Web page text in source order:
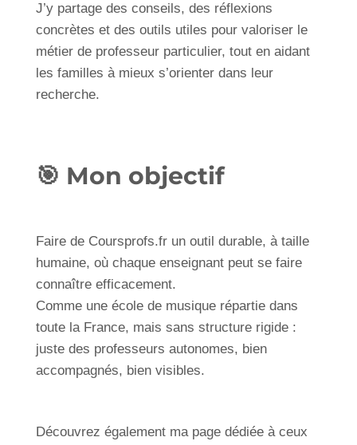
J’y partage des conseils, des réflexions
concrètes et des outils utiles pour valoriser le
métier de professeur particulier, tout en aidant
les familles à mieux s’orienter dans leur
recherche.
🎯 Mon objectif
Faire de Coursprofs.fr un outil durable, à taille
humaine, où chaque enseignant peut se faire
connaître efficacement.
Comme une école de musique répartie dans
toute la France, mais sans structure rigide :
juste des professeurs autonomes, bien
accompagnés, bien visibles.
Découvrez également ma page dédiée à ceux